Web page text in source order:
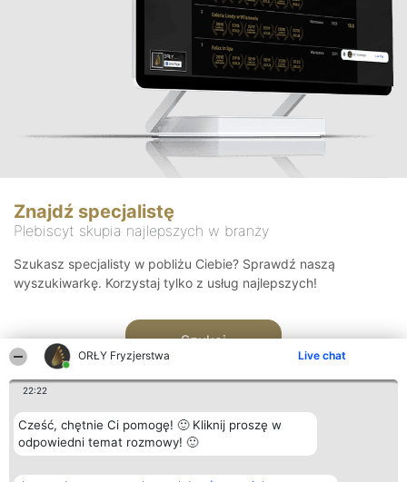
ORŁY Fryzjerstwa Live chat
22:22
Cześć, chętnie Ci pomogę! 🙂 Kliknij proszę w
odpowiedni temat rozmowy! 🙂
Znajdź specjalistę
Plebiscyt skupia najlepszych w branży
Szukasz specjalisty w pobliżu Ciebie? Sprawdź naszą
wyszukiwarkę. Korzystaj tylko z usług najlepszych!
Szukaj
Organizator plebiscytu Plebiscyt Kontakt